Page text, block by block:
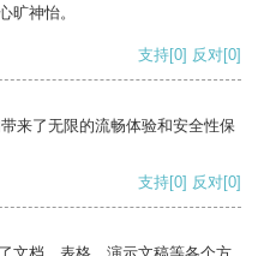
旷神怡。
支持[0] 反对[0]
来了无限的流畅体验和安全性保
支持[0] 反对[0]